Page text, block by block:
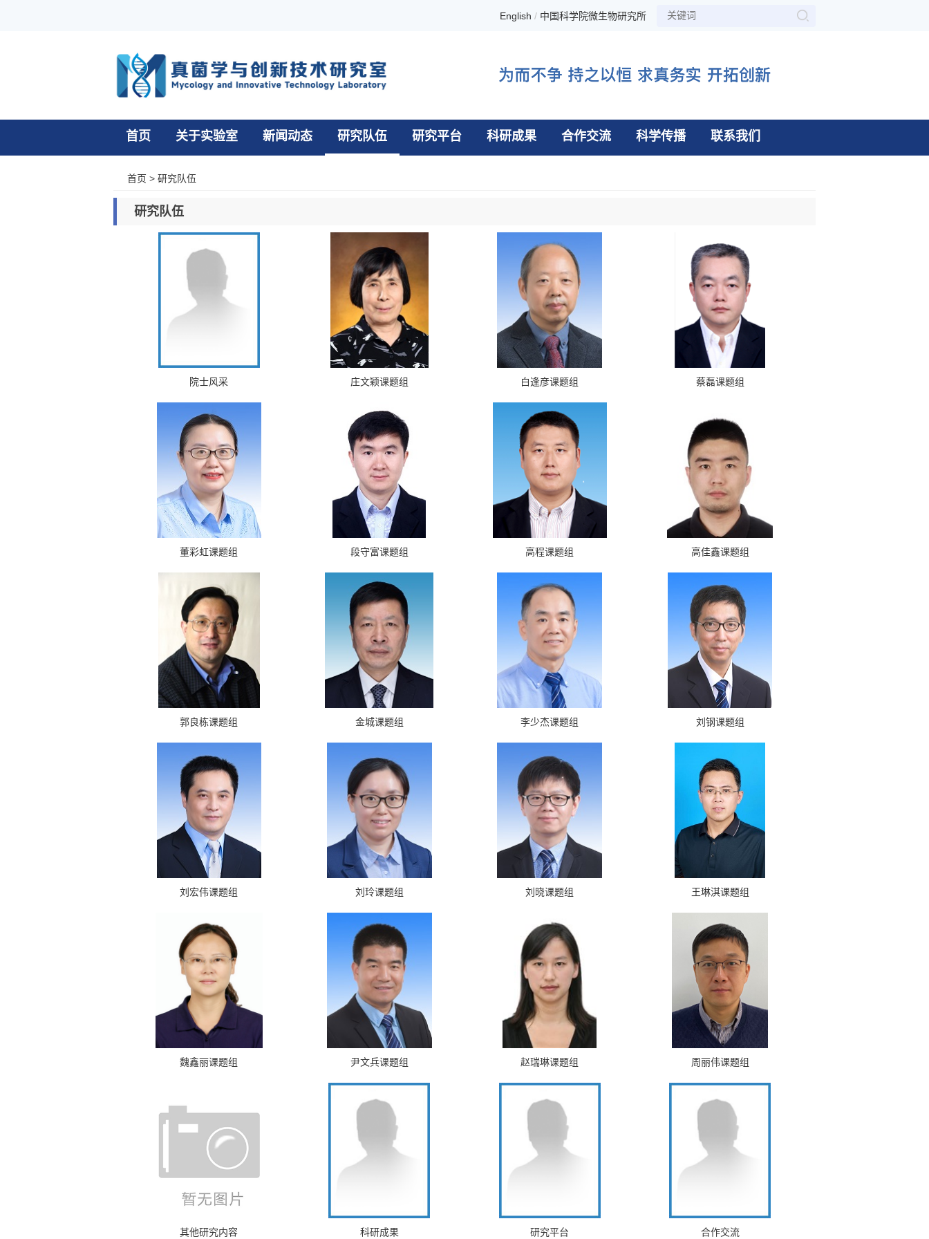
English / 中国科学院微生物研究所
首页 关于实验室 新闻动态 研究队伍 研究平台 科研成果 合作交流 科学传播 联系我们
首页 >研究队伍
研究队伍
院士风采 庄文颖课题组 白逢彦课题组 蔡磊课题组
董彩虹课题组 段守富课题组 高程课题组 高佳鑫课题组
郭良栋课题组 金城课题组 李少杰课题组 刘钢课题组
刘宏伟课题组 刘玲课题组 刘晓课题组 王琳淇课题组
魏鑫丽课题组 尹文兵课题组 赵瑞琳课题组 周丽伟课题组
其他研究内容 科研成果 研究平台 合作交流